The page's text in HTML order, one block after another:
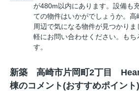
が480m以内にあります。設備も
ての物件はいかがでしょうか。
周辺で気になる物件が見つかり
軽にお問い合わせください。も
す。
新築 高崎市片岡町2丁目
棟のコメント(おすすめポイント)